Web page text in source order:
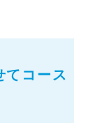
て コース